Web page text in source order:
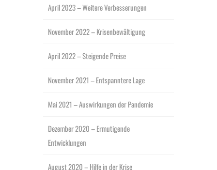
April 2023 – Weitere Verbesserungen
November 2022 – Krisenbewältigung
April 2022 – Steigende Preise
November 2021 – Entspanntere Lage
Mai 2021 – Auswirkungen der Pandemie
Dezember 2020 – Ermutigende
Entwicklungen
August 2020 – Hilfe in der Krise